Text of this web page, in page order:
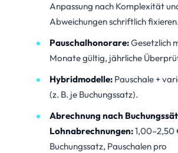
Anpassung nach Komplexität
Abweichungen schriftlich fixieren.
Pauschalhonorare:Gesetzlich
Monate gültig, jährliche
Hybridmodelle: Pauschale +
(z. B. je Buchungssatz).
Abrechnung nach
Lohnabrechnungen:1,00–2,50
Buchungssatz, Pauschalen pro